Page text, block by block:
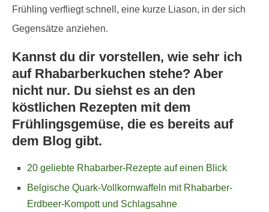
Frühling verfliegt schnell, eine kurze Liason, in der sich
Gegensätze anziehen.
Kannst du dir vorstellen, wie sehr ich
auf Rhabarberkuchen stehe? Aber
nicht nur. Du siehst es an den
köstlichen Rezepten mit dem
Frühlingsgemüse, die es bereits auf
dem Blog gibt.
20 geliebte Rhabarber-Rezepte auf einen Blick
Belgische Quark-Vollkornwaffeln mit Rhabarber-
Erdbeer-Kompott und Schlagsahne